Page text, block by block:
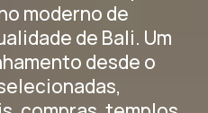
moderno de
de Bali. Um
desde o